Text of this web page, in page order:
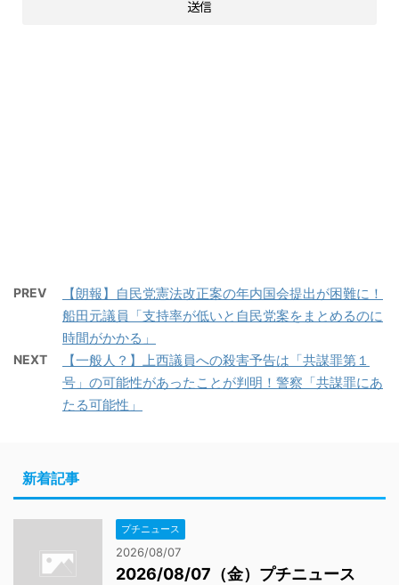
PREV
【朗報】自民党憲法改正案の年内国会提出が困難に！
船田元議員「支持率が低いと自民党案をまとめるのに
時間がかかる」
NEXT
【一般人？】上西議員への殺害予告は「共謀罪第１
号」の可能性があったことが判明！警察「共謀罪にあ
たる可能性」
新着記事
プチニュース
2026/08/07
2026/08/07（金）プチニュース